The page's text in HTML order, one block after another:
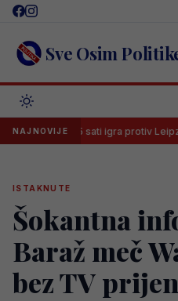
Skip
content Sve Osim
NAJNOVIJE
od 15 sati igra protiv Leipziga,
ISTAKNUTE
Šokantna
Baraž meč
bez TV